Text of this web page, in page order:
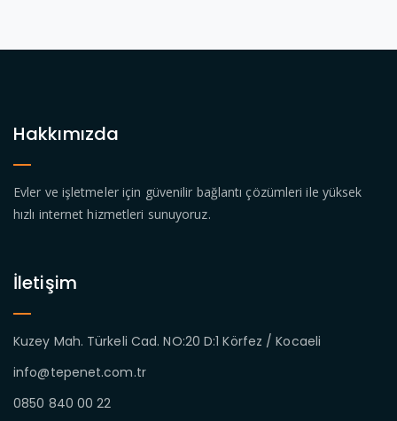
Hakkımızda
Evler ve işletmeler için güvenilir bağlantı çözümleri ile yüksek
hızlı internet hizmetleri sunuyoruz.
İletişim
Kuzey Mah. Türkeli Cad. NO:20 D:1 Körfez / Kocaeli
info@tepenet.com.tr
0850 840 00 22